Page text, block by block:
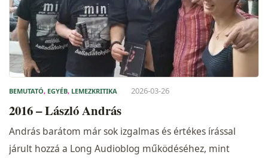
BEMUTATÓ, EGYÉB, LEMEZKRITIKA 2026-03-26
2016 – László András
András barátom már sok izgalmas és értékes írással
járult hozzá a Long Audioblog működéséhez, mint